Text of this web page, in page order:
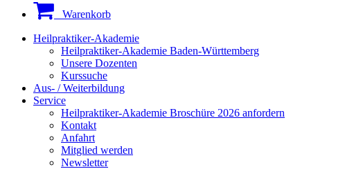
Warenkorb
Heilpraktiker-Akademie
Heilpraktiker-Akademie Baden-Württemberg
Unsere Dozenten
Kurssuche
Aus- / Weiterbildung
Service
Heilpraktiker-Akademie Broschüre 2026 anfordern
Kontakt
Anfahrt
Mitglied werden
Newsletter